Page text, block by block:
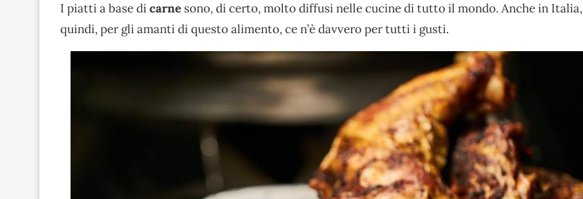
I piatti a base dicarne sono, di certo, molto diffusi nelle cucine di tutto il mondo. Anche in Italia,
quindi, per gli amanti di questo alimento, ce n’è davvero per tutti i gusti.